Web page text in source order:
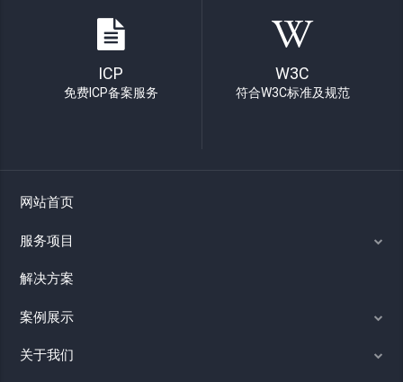
ICP
免费ICP备案服务
W3C
符合W3C标准及规范
网站首页
服务项目
解决方案
案例展示
关于我们